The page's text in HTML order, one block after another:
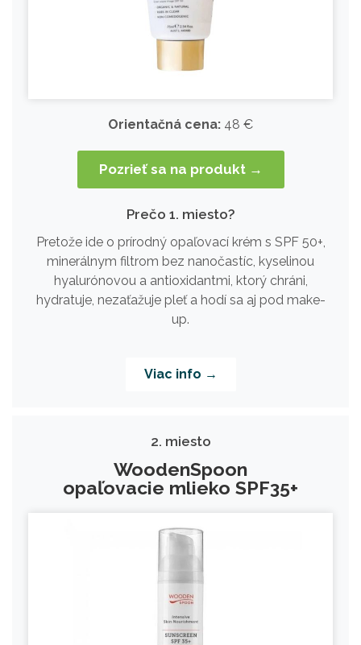
Orientačná cena: 48 €
Pozrieť sa na produkt →
Prečo 1. miesto?
Pretože ide o prírodný opaľovací krém s SPF 50+,
minerálnym filtrom bez nanočastíc, kyselinou
hyalurónovou a antioxidantmi, ktorý chráni,
hydratuje, nezaťažuje pleť a hodí sa aj pod make-
up.
Viac info →
2. miesto
WoodenSpoon
opaľovacie mlieko SPF35+